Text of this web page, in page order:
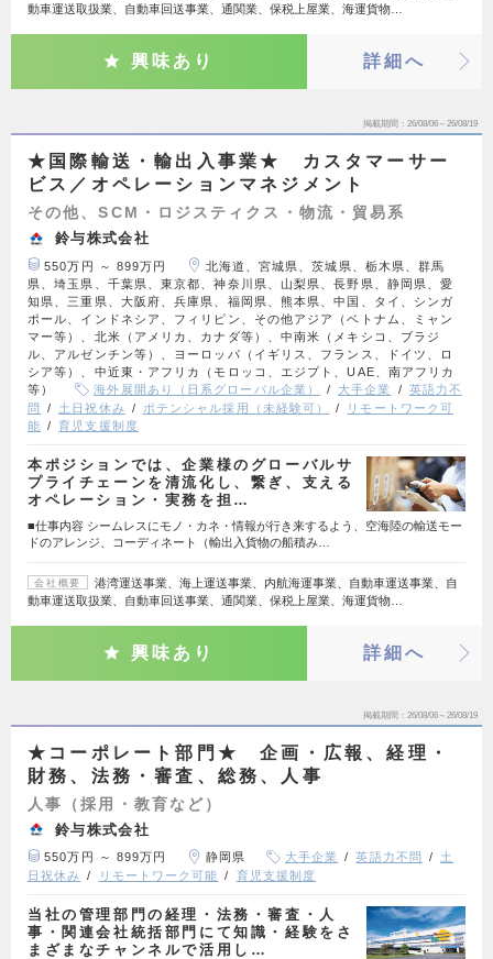
動車運送取扱業、自動車回送事業、通関業、保税上屋業、海運貨物…
興味あり 詳細へ
掲載期間 26/08/06～26/08/19
★国際輸送・輸出入事業★ カスタマーサー
ビス／オペレーションマネジメント
その他、SCM・ロジスティクス・物流・貿易系
鈴与株式会社
550万円 ～ 899万円
北海道、宮城県、茨城県、栃木県、群馬
県、埼玉県、千葉県、東京都、神奈川県、山梨県、長野県、静岡県、愛
知県、三重県、大阪府、兵庫県、福岡県、熊本県、中国、タイ、シンガ
ポール、インドネシア、フィリピン、その他アジア（ベトナム、ミャン
マー等）、北米（アメリカ、カナダ等）、中南米（メキシコ、ブラジ
ル、アルゼンチン等）、ヨーロッパ（イギリス、フランス、ドイツ、ロ
シア等）、中近東・アフリカ（モロッコ、エジプト、UAE、南アフリカ
等）
海外展開あり（日系グローバル企業） 大手企業
英語力不
問
土日祝休み ポテンシャル採用（未経験可）
リモートワーク可
能
育児支援制度
本ポジションでは、企業様のグローバルサ
プライチェーンを清流化し、繋ぎ、支える
オペレーション・実務を担…
■仕事内容 シームレスにモノ・カネ・情報が行き来するよう、空海陸の輸送モー
ドのアレンジ、コーディネート（輸出入貨物の船積み…
会社概要
港湾運送事業、海上運送事業、内航海運事業、自動車運送事業、自
動車運送取扱業、自動車回送事業、通関業、保税上屋業、海運貨物…
興味あり 詳細へ
掲載期間 26/08/06～26/08/19
★コーポレート部門★ 企画・広報、経理・
財務、法務・審査、総務、人事
人事（採用・教育など）
鈴与株式会社
550万円 ～ 899万円 静岡県 大手企業 英語力不問
土
日祝休み
リモートワーク可能 育児支援制度
当社の管理部門の経理・法務・審査・人
事・関連会社統括部門にて知識・経験をさ
まざまなチャンネルで活用し…